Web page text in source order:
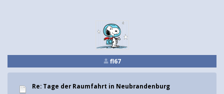
fl67
Re: Tage der Raumfahrt in Neubrandenburg